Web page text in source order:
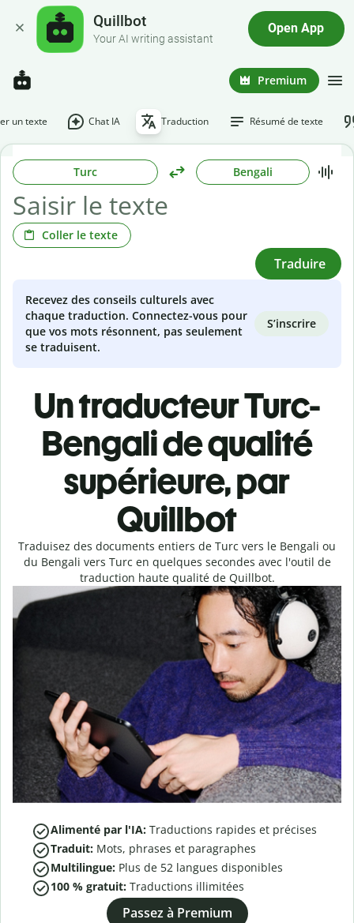
Quillbot
Your AI writing assistant
Open App
Premium
un texte Chat IA Traduction Résumé de texte
Turc Bengali
Coller le texte
Traduire
Recevez des conseils culturels avec
chaque traduction. Connectez-vous pour
que vos mots résonnent, pas seulement
se traduisent.
S’inscrire
Un traducteur Turc-
Bengali de qualité
supérieure, par
Quillbot
Traduisez des documents entiers de Turc vers le Bengali ou
du Bengali vers Turc en quelques secondes avec l'outil de
traduction haute qualité de Quillbot.
Alimenté par l'IA: Traductions rapides et précises
Traduit: Mots, phrases et paragraphes
Multilingue: Plus de 52 langues disponibles
100 % gratuit: Traductions illimitées
Passez à Premium